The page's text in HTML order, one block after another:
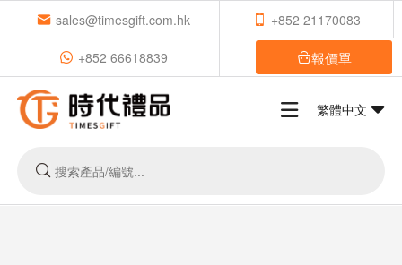
sales@timesgift.com.hk +852 21170083
+852 66618839 報價單
繁體中文